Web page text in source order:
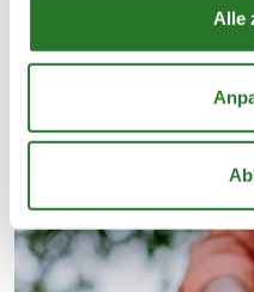
Alle
FOLGENDE
PAKETVERSAND
6,95€für
Zubehör)
VERWANDTE